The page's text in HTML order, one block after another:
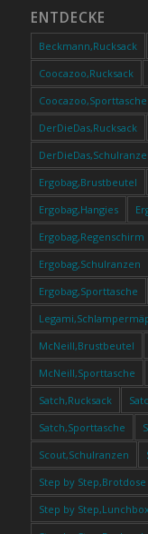
ENTDECKE
Beckmann,Rucksack
Coocazoo,Rucksack
Coocazoo,Sporttasche
DerDieDas,Rucksack
Ergobag,Brustbeutel
Ergobag,Hangies
Ergobag,Regenschirm
Ergobag,Schulranzen
Ergobag,Sporttasche
McNeill,Brustbeutel
McNeill,Sporttasche
Satch,Rucksack
Satch,Sporttasche
Scout,Schulranzen
Step by Step,Brotdose
Step by Step,Lunchbox